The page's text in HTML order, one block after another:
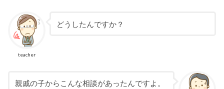
teacher
どうしたんですか？
親戚の子からこんな相談があったんですよ。